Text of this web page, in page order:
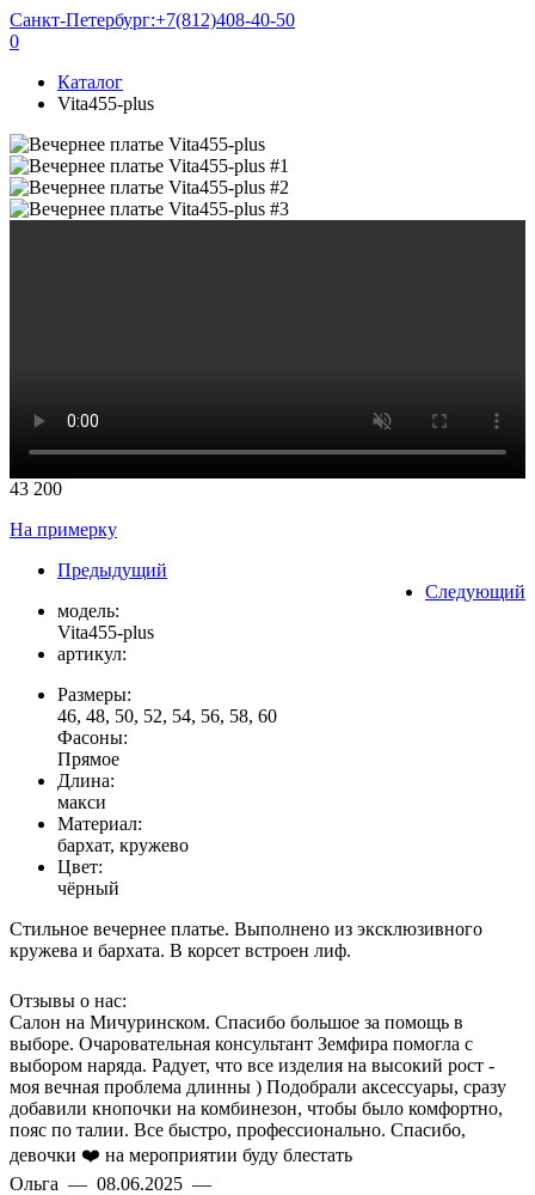
Санкт-Петербург:+7(812)408-40-50
0
Каталог
Vita455-plus
43 200
На примерку
Предыдущий
Следующий
модель:
Vita455-plus
артикул:
Размеры:
46, 48, 50, 52, 54, 56, 58, 60
Фасоны:
Прямое
Длина:
макси
Материал:
бархат, кружево
Цвет:
чёрный
Стильное вечернее платье. Выполнено из эксклюзивного
кружева и бархата. В корсет встроен лиф.
Отзывы о нас:
Салон на Мичуринском. Спасибо большое за помощь в
выборе. Очаровательная консультант Земфира помогла с
выбором наряда. Радует, что все изделия на высокий рост -
моя вечная проблема длинны ) Подобрали аксессуары, сразу
добавили кнопочки на комбинезон, чтобы было комфортно,
пояс по талии. Все быстро, профессионально. Спасибо,
девочки ❤️ на мероприятии буду блестать
Ольга — 08.06.2025 —